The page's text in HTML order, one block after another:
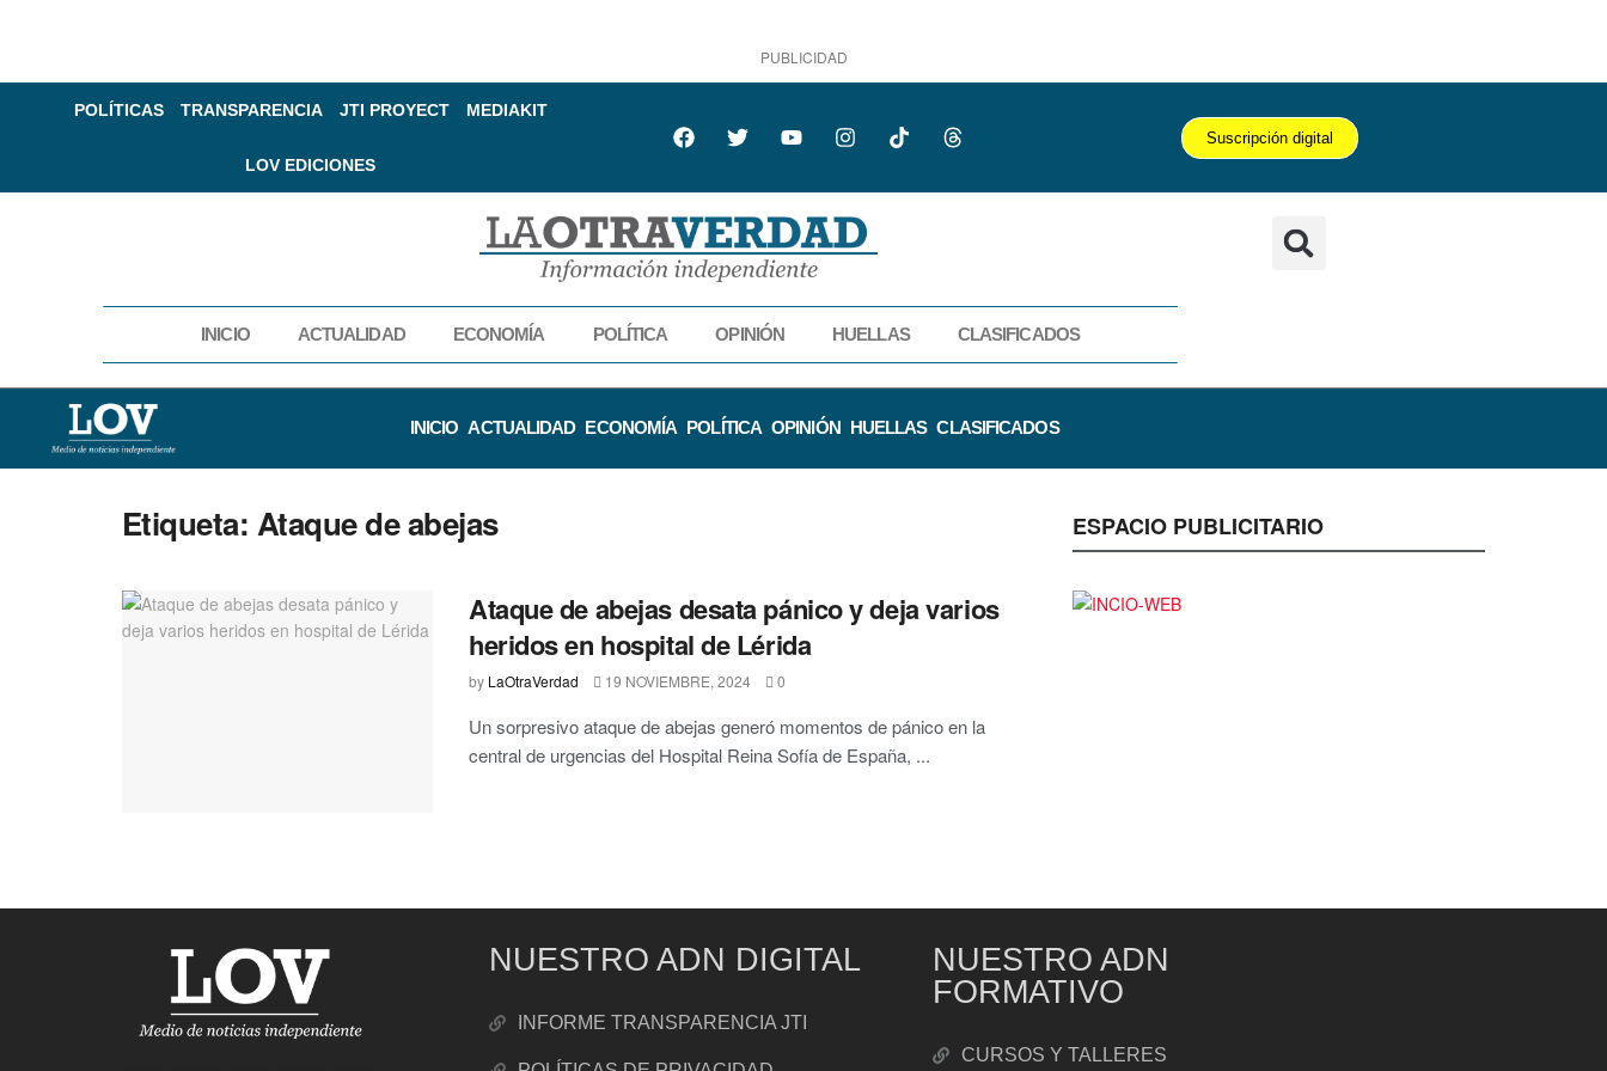
PUBLICIDAD
POLÍTICAS TRANSPARENCIA JTI PROYECT MEDIAKIT
LOV EDICIONES
Suscripción digital
INICIO ACTUALIDAD ECONOMÍA POLÍTICA OPINIÓN HUELLAS CLASIFICADOS
INICIO ACTUALIDAD ECONOMÍA POLÍTICA OPINIÓN HUELLAS CLASIFICADOS
Etiqueta: Ataque de abejas
Ataque de abejas desata pánico y deja varios
heridos en hospital de Lérida
by LaOtraVerdad 19 NOVIEMBRE, 2024 0
Un sorpresivo ataque de abejas generó momentos de pánico en la
central de urgencias del Hospital Reina Sofía de España, ...
ESPACIO PUBLICITARIO
NUESTRO ADN DIGITAL
INFORME TRANSPARENCIA JTI
NUESTRO ADN
FORMATIVO
CURSOS Y TALLERES